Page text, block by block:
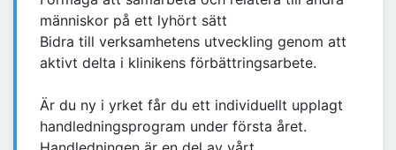
människor på ett lyhört sätt
Bidra till verksamhetens utveckling genom att
aktivt delta i klinikens förbättringsarbete.
Är du ny i yrket får du ett individuellt upplagt
handledningsprogram under första året.